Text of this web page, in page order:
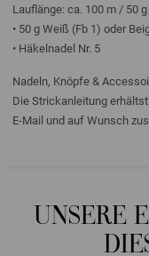
Lauflänge: ca. 100 m / 50 g
• 50 g Weiß (Fb 1) oder
• Häkelnadel Nr. 5
Nadeln, Knöpfe &
Die Strickanleitung
E-Mail und auf Wunsch
UNSERE